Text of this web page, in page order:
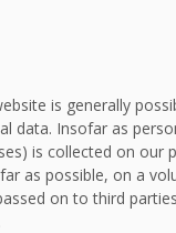
is generally
data. Insofar as
is collected on our
as possible, on a
on to third